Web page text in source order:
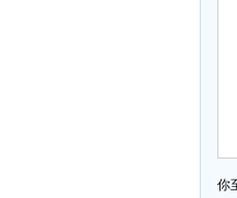
你